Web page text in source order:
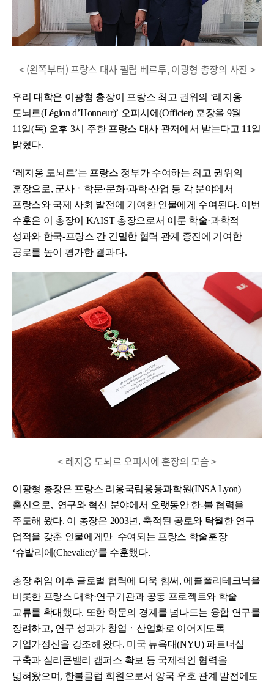
< (왼쪽부터) 프랑스 대사 필립 베르투, 이광형 총장의 사진 >
우리 대학은 이광형 총장이 프랑스 최고 권위의 ‘레지옹
도뇌르(Légion d’Honneur)’ 오피시에(Officier) 훈장을 9월
11일(목) 오후 3시 주한 프랑스 대사 관저에서 받는다고 11일
밝혔다.
‘레지옹 도뇌르’는 프랑스 정부가 수여하는 최고 권위의
훈장으로, 군사ㆍ학문·문화·과학·산업 등 각 분야에서
프랑스와 국제 사회 발전에 기여한 인물에게 수여된다. 이번
수훈은 이 총장이 KAIST 총장으로서 이룬 학술·과학적
성과와 한국-프랑스 간 긴밀한 협력 관계 증진에 기여한
공로를 높이 평가한 결과다.
< 레지옹 도뇌르 오피시에 훈장의 모습 >
이광형 총장은 프랑스 리옹국립응용과학원(INSA Lyon)
출신으로, 연구와 혁신 분야에서 오랫동안 한-불 협력을
주도해 왔다. 이 총장은 2003년, 축적된 공로와 탁월한 연구
업적을 갖춘 인물에게만 수여되는 프랑스 학술훈장
‘슈발리에(Chevalier)’를 수훈했다.
총장 취임 이후 글로벌 협력에 더욱 힘써, 에콜폴리테크닉을
비롯한 프랑스 대학·연구기관과 공동 프로젝트와 학술
교류를 확대했다. 또한 학문의 경계를 넘나드는 융합 연구를
장려하고, 연구 성과가 창업ㆍ산업화로 이어지도록
기업가정신을 강조해 왔다. 미국 뉴욕대(NYU) 파트너십
구축과 실리콘밸리 캠퍼스 확보 등 국제적인 협력을
넓혀왔으며, 한불클럽 회원으로서 양국 우호 관계 발전에도